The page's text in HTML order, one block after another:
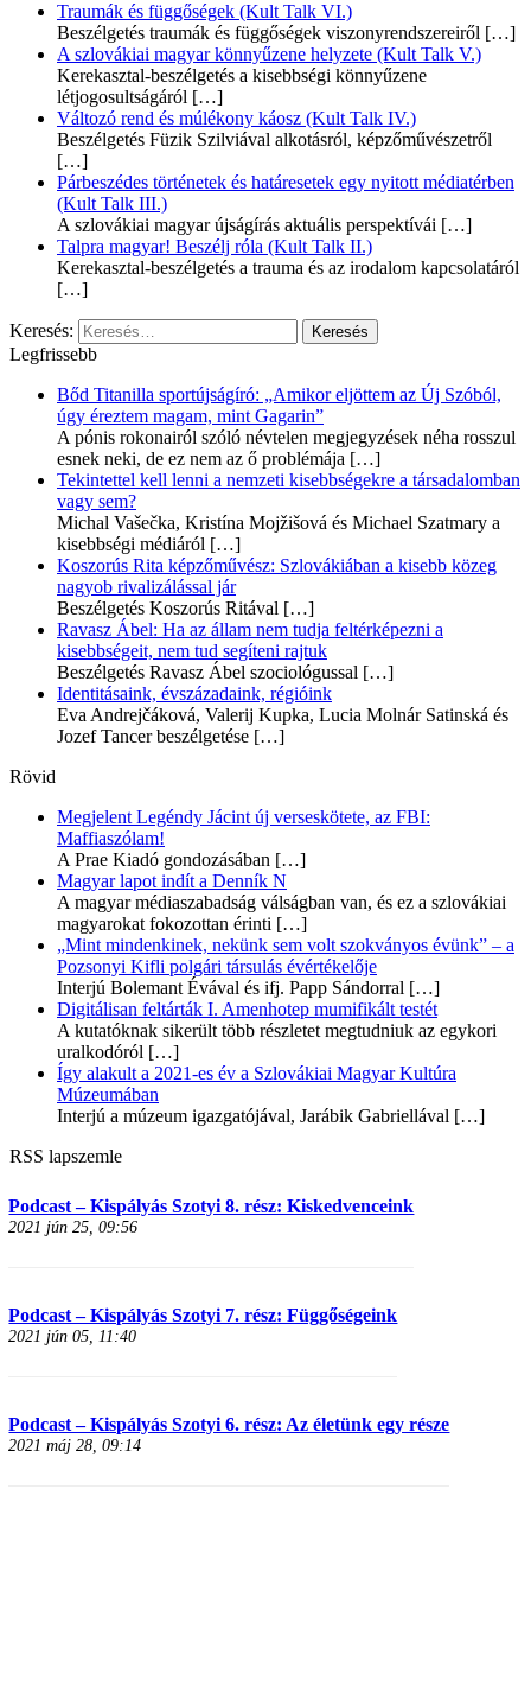
Traumák és függőségek (Kult Talk VI.)
Beszélgetés traumák és függőségek viszonyrendszereiről […]
A szlovákiai magyar könnyűzene helyzete (Kult Talk V.)
Kerekasztal-beszélgetés a kisebbségi könnyűzene
létjogosultságáról […]
Változó rend és múlékony káosz (Kult Talk IV.)
Beszélgetés Füzik Szilviával alkotásról, képzőművészetről
[…]
Párbeszédes történetek és határesetek egy nyitott médiatérben
(Kult Talk III.)
A szlovákiai magyar újságírás aktuális perspektívái […]
Talpra magyar! Beszélj róla (Kult Talk II.)
Kerekasztal-beszélgetés a trauma és az irodalom kapcsolatáról
[…]
Keresés:
Legfrissebb
Bőd Titanilla sportújságíró: „Amikor eljöttem az Új Szóból,
úgy éreztem magam, mint Gagarin”
A pónis rokonairól szóló névtelen megjegyzések néha rosszul
esnek neki, de ez nem az ő problémája […]
Tekintettel kell lenni a nemzeti kisebbségekre a társadalomban
vagy sem?
Michal Vašečka, Kristína Mojžišová és Michael Szatmary a
kisebbségi médiáról […]
Koszorús Rita képzőművész: Szlovákiában a kisebb közeg
nagyob rivalizálással jár
Beszélgetés Koszorús Ritával […]
Ravasz Ábel: Ha az állam nem tudja feltérképezni a
kisebbségeit, nem tud segíteni rajtuk
Beszélgetés Ravasz Ábel szociológussal […]
Identitásaink, évszázadaink, régióink
Eva Andrejčáková, Valerij Kupka, Lucia Molnár Satinská és
Jozef Tancer beszélgetése […]
Rövid
Megjelent Legéndy Jácint új verseskötete, az FBI:
Maffiaszólam!
A Prae Kiadó gondozásában […]
Magyar lapot indít a Denník N
A magyar médiaszabadság válságban van, és ez a szlovákiai
magyarokat fokozottan érinti […]
„Mint mindenkinek, nekünk sem volt szokványos évünk” – a
Pozsonyi Kifli polgári társulás évértékelője
Interjú Bolemant Évával és ifj. Papp Sándorral […]
Digitálisan feltárták I. Amenhotep mumifikált testét
A kutatóknak sikerült több részletet megtudniuk az egykori
uralkodóról […]
Így alakult a 2021-es év a Szlovákiai Magyar Kultúra
Múzeumában
Interjú a múzeum igazgatójával, Jarábik Gabriellával […]
RSS lapszemle
Podcast – Kispályás Szotyi 8. rész: Kiskedvenceink
2021 jún 25, 09:56
Podcast – Kispályás Szotyi 7. rész: Függőségeink
2021 jún 05, 11:40
Podcast – Kispályás Szotyi 6. rész: Az életünk egy része
2021 máj 28, 09:14